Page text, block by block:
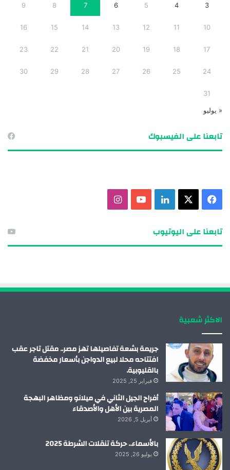
3
4
5
6
7
8
9
10
11
12
13
14
15
16
17
18
19
20
21
22
23
24
25
26
27
28
29
30
31
« يوليو
تابعنا على الفيسبوك
م
تابعنا على اليوتيوب
الاكثر شعبية
جريمة بشعة تفاصيلها تهز مصر.. مقتل تاجر عقب
افتتاحه محلا لبيع الدواجن بأسعار مخفضة
بالقليوبية.
فبراير 25, 2025
أفراح الجيل الثاني في ميلانو ومظاهر البهجة
المصرية بين الأهل والأصدقاء
أبريل 5, 2026
بالأسماء.. حركة تنقلات الشرطة 2025
يوليو 26, 2025